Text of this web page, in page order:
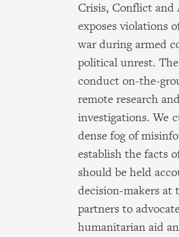
Crisis, Conflict and
exposes violations
war during armed
political unrest.
conduct on-the-
remote research
investigations. We
dense fog of
establish the facts
should be held
decision-makers at
partners to
humanitarian aid